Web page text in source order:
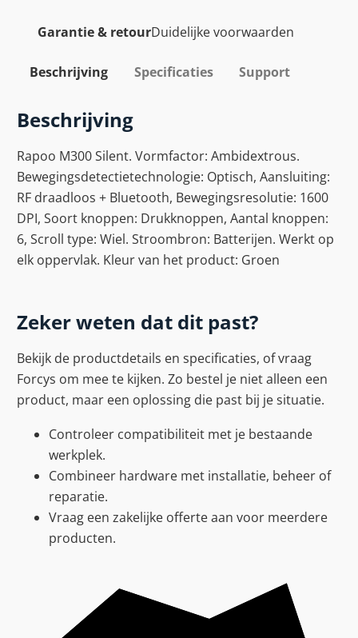
Garantie & retourDuidelijke voorwaarden
Beschrijving Specificaties Support
Beschrijving
Rapoo M300 Silent. Vormfactor: Ambidextrous.
Bewegingsdetectietechnologie: Optisch, Aansluiting:
RF draadloos + Bluetooth, Bewegingsresolutie: 1600
DPI, Soort knoppen: Drukknoppen, Aantal knoppen:
6, Scroll type: Wiel. Stroombron: Batterijen. Werkt op
elk oppervlak. Kleur van het product: Groen
Zeker weten dat dit past?
Bekijk de productdetails en specificaties, of vraag
Forcys om mee te kijken. Zo bestel je niet alleen een
product, maar een oplossing die past bij je situatie.
Controleer compatibiliteit met je bestaande
werkplek.
Combineer hardware met installatie, beheer of
reparatie.
Vraag een zakelijke offerte aan voor meerdere
producten.